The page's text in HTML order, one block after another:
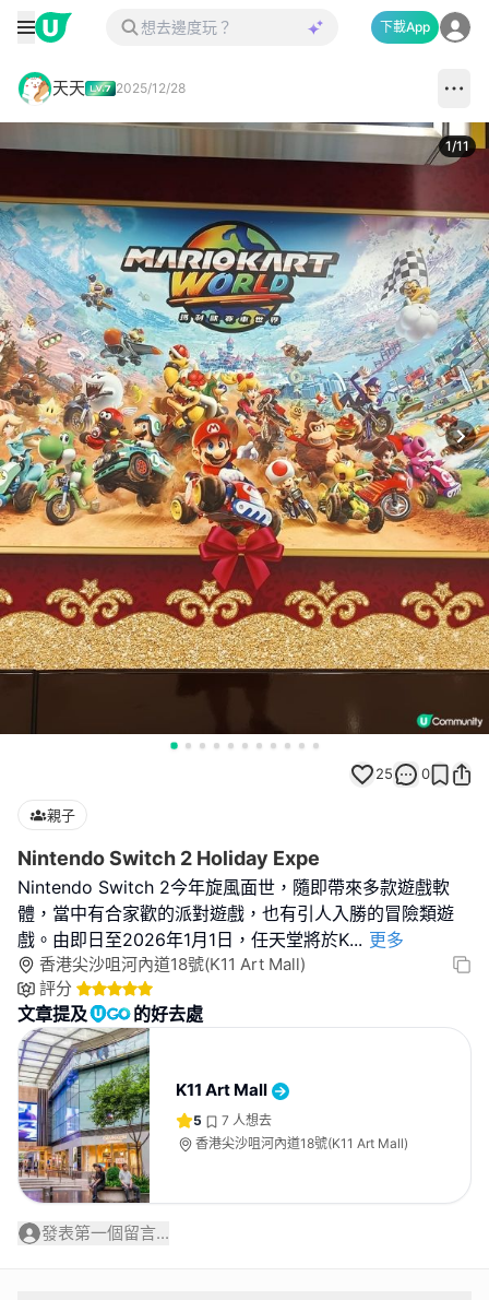
下載App
天天 2025/12/28
1/11
25 0
親子
Nintendo Switch 2 Holiday Expe
Nintendo Switch 2今年旋風面世，隨即帶來多款遊戲軟
體，當中有合家歡的派對遊戲，也有引人入勝的冒險類遊
戲。由即日至2026年1月1日，任天堂將於K... 更多
香港尖沙咀河內道18號(K11 Art Mall)
評分
文章提及 的好去處
K11 Art Mall
5 7 人想去
香港尖沙咀河內道18號(K11 Art Mall)
發表第一個留言...